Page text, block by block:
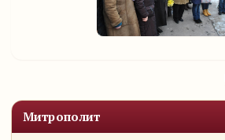
Митрополит